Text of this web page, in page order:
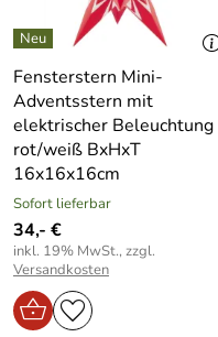
Fensterstern Mini-
Adventsstern mit
elektrischer Beleuchtung
rot/weiß BxHxT
16x16x16cm
Sofort lieferbar
34,- €
inkl. 19% MwSt., zzgl.
Versandkosten